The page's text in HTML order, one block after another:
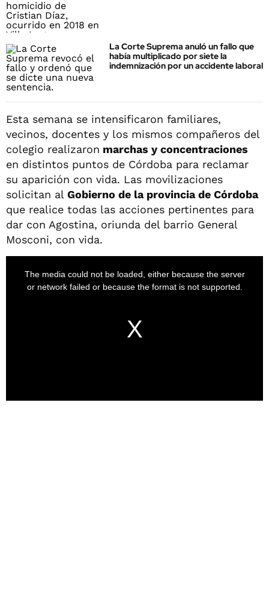
La Corte Suprema anuló un fallo que
había multiplicado por siete la
indemnización por un accidente laboral
Esta semana se intensificaron familiares,
vecinos, docentes y los mismos compañeros del
colegio realizaron marchas y concentraciones
en distintos puntos de Córdoba para reclamar
su aparición con vida. Las movilizaciones
solicitan al Gobierno de la provincia de Córdoba
que realice todas las acciones pertinentes para
dar con Agostina, oriunda del barrio General
Mosconi, con vida.